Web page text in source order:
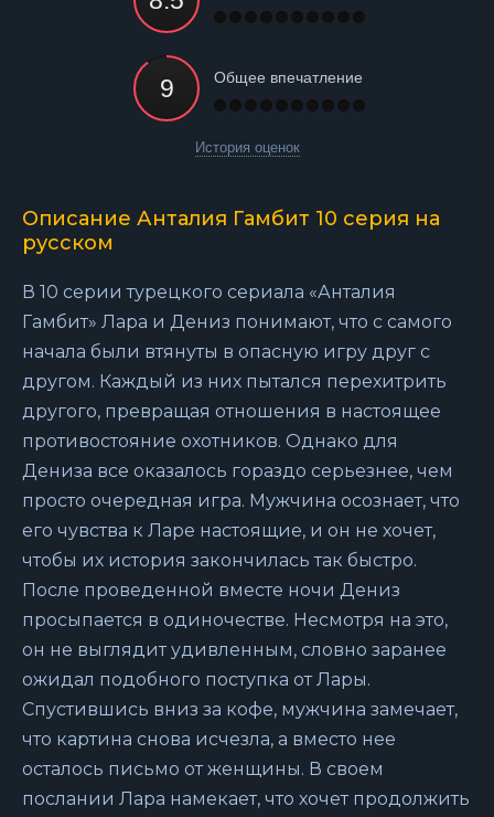
Общее впечатление
История оценок
Описание Анталия Гамбит 10 серия на
русском
В 10 серии турецкого сериала «Анталия
Гамбит» Лара и Дениз понимают, что с самого
начала были втянуты в опасную игру друг с
другом. Каждый из них пытался перехитрить
другого, превращая отношения в настоящее
противостояние охотников. Однако для
Дениза все оказалось гораздо серьезнее, чем
просто очередная игра. Мужчина осознает, что
его чувства к Ларе настоящие, и он не хочет,
чтобы их история закончилась так быстро.
После проведенной вместе ночи Дениз
просыпается в одиночестве. Несмотря на это,
он не выглядит удивленным, словно заранее
ожидал подобного поступка от Лары.
Спустившись вниз за кофе, мужчина замечает,
что картина снова исчезла, а вместо нее
осталось письмо от женщины. В своем
послании Лара намекает, что хочет продолжить